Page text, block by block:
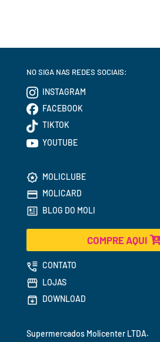
NO SIGA NAS REDES SOCIAIS:
INSTAGRAM
FACEBOOK
TIKTOK
YOUTUBE
MOLICLUBE
MOLICARD
BLOG DO MOLI
COMPRE AQUI
CONTATO
LOJAS
DOWNLOAD
Supermercados Molicenter LTDA.